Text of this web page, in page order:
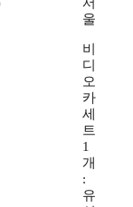
서
울
비
디
오
카
세
트
1
개
:
유